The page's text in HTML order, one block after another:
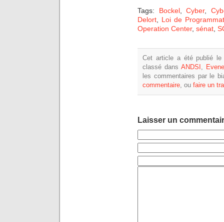
Tags: Bockel,Cyber,
Delort
Loi de
Operation Center, sénat
Cet article a été publié
classé dans ANDSI ,
les commentaires par le
commentaire, ou faire un
Laisser un